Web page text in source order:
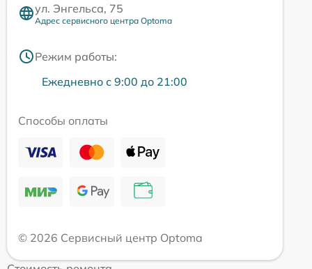
ул. Энгельса, 75
Адрес сервисного центра Optoma
Режим работы:
Ежедневно с 9:00 до 21:00
Способы оплаты
© 2026 Сервисный центр Optoma